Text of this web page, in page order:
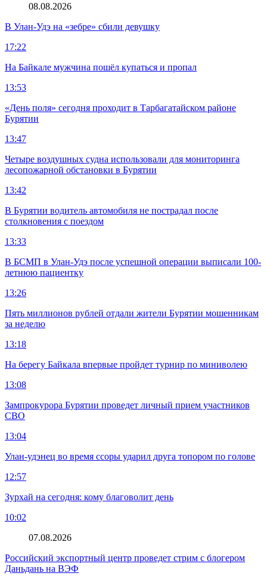
08.08.2026
В Улан-Удэ на «зебре» сбили девушку
17:22
На Байкале мужчина пошёл купаться и пропал
13:53
«День поля» сегодня проходит в Тарбагатайском районе
Бурятии
13:47
Четыре воздушных судна использовали для мониторинга
лесопожарной обстановки в Бурятии
13:42
В Бурятии водитель автомобиля не пострадал после
столкновения с поездом
13:33
В БСМП в Улан-Удэ после успешной операции выписали 100-
летнюю пациентку
13:26
Пять миллионов рублей отдали жители Бурятии мошенникам
за неделю
13:18
На берегу Байкала впервые пройдет турнир по миниволею
13:08
Зампрокурора Бурятии проведет личный прием участников
СВО
13:04
Улан-удэнец во время ссоры ударил друга топором по голове
12:57
Зурхай на сегодня: кому благоволит день
10:02
07.08.2026
Российский экспортный центр проведет стрим с блогером
Даньдань на ВЭФ